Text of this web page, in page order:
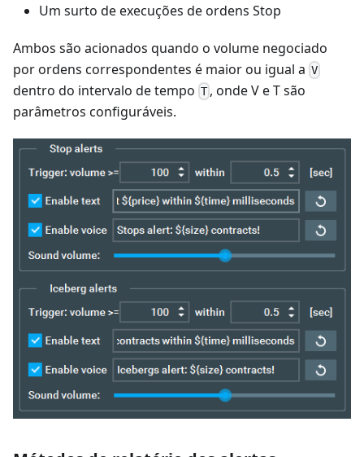
Um surto de execuções de ordens Stop
Ambos são acionados quando o volume negociado
por ordens correspondentes é maior ou igual a V
dentro do intervalo de tempo T , onde V e T são
parâmetros configuráveis.